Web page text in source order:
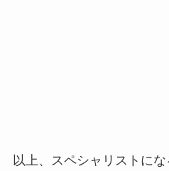
以上、スペシャリストに